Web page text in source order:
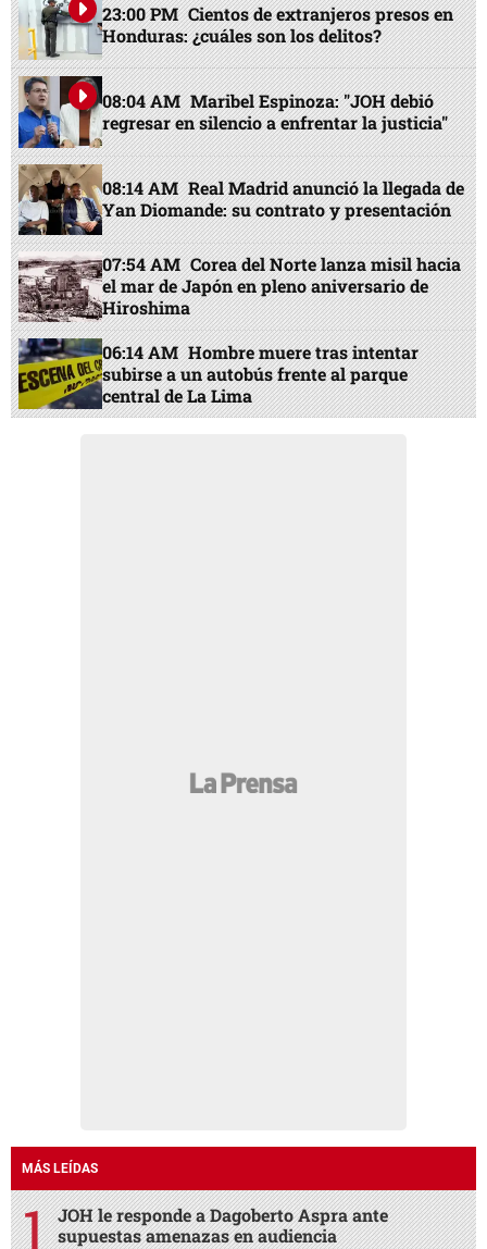
23:00 PM Cientos de extranjeros presos en
Honduras: ¿cuáles son los delitos?
08:04 AM Maribel Espinoza: "JOH debió
regresar en silencio a enfrentar la justicia"
08:14 AM Real Madrid anunció la llegada de
Yan Diomande: su contrato y presentación
07:54 AM Corea del Norte lanza misil hacia
el mar de Japón en pleno aniversario de
Hiroshima
06:14 AM Hombre muere tras intentar
subirse a un autobús frente al parque
central de La Lima
MÁS LEÍDAS
JOH le responde a Dagoberto Aspra ante
supuestas amenazas en audiencia